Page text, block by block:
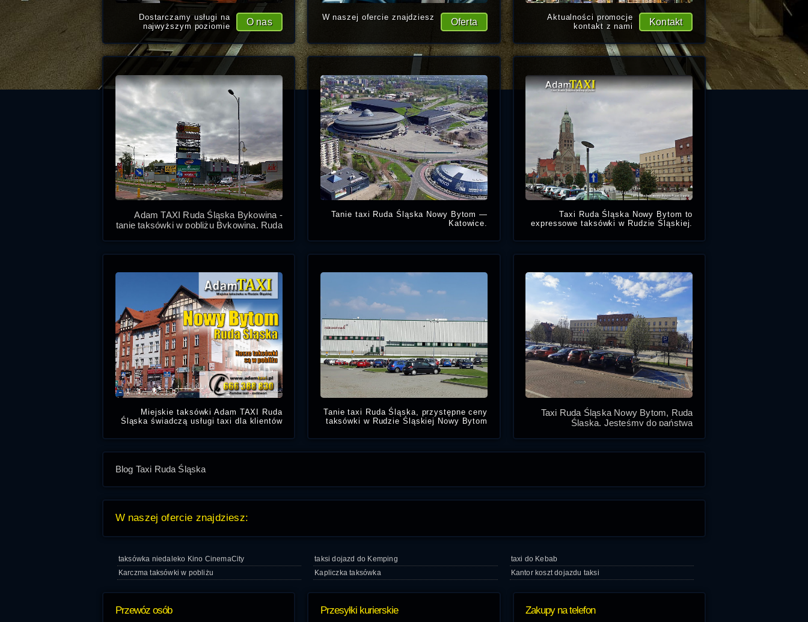
O nas
Dostarczamy usługi na
najwyższym poziomie
Oferta
W naszej ofercie znajdziesz Kontakt
Aktualności promocje
kontakt z nami
Adam TAXI Ruda Śląska Bykowina -
tanie taksówki w pobliżu Bykowina, Ruda
PKS.
Tanie taxi Ruda Śląska Nowy Bytom —
Katowice.
Bytom, Ruda Śląska do Katowic jesteś
Taxi Ruda Śląska Nowy Bytom to
expressowe taksówki w Rudzie Śląskiej.
dzielnicy Nowy Bytom, Ruda Śląska.
Miejskie taksówki Adam TAXI Ruda
Śląska świadczą usługi taxi dla klientów
dzielnicy Nowy Bytom w Rudzie Śląskiej.
Tanie taxi Ruda Śląska, przystępne ceny
taksówki w Rudzie Śląskiej Nowy Bytom
pobliżu:
Taxi Ruda Śląska Nowy Bytom, Ruda
Śląska. Jesteśmy do państwa
Ruda Slaska
Blog Taxi Ruda Śląska
W naszej ofercie znajdziesz:
taksówka niedaleko Kino CinemaCity taksi dojazd do Kemping
taxi do Kebab
Karczma taksówki w pobliżu
Kapliczka taksówka Kantor koszt dojazdu taksi
Przewóz osób Przesyłki kurierskie Zakupy na telefon